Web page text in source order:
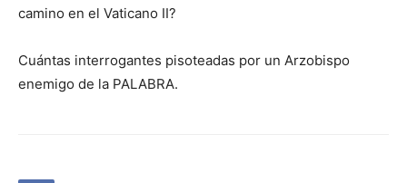
camino en el Vaticano II?
Cuántas interrogantes pisoteadas por un Arzobispo
enemigo de la PALABRA.